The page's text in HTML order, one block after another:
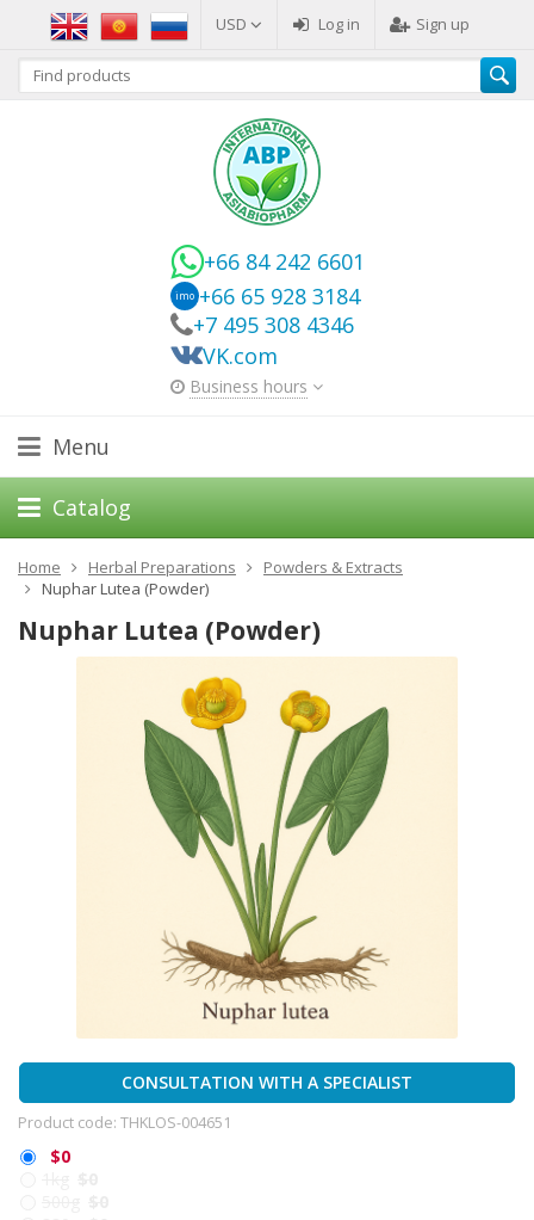
USD Log in Sign up
+66 84 242 6601
imo +66 65 928 3184
+7 495 308 4346
VK.com
Business hours
Menu
Catalog
Home Herbal Preparations
Powders & Extracts
Nuphar Lutea (Powder)
Nuphar Lutea (Powder)
CONSULTATION WITH A SPECIALIST
Product code: THKLOS-004651
$0